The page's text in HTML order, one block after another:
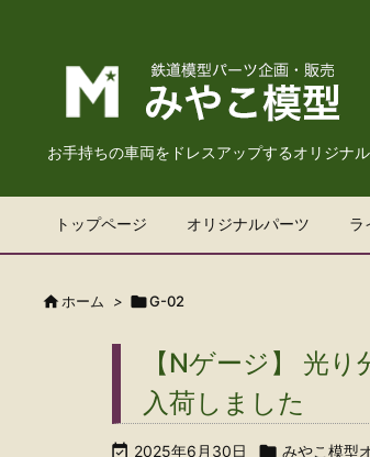
お手持ちの車両をドレスアップするオリジナ
トップページ オリジナルパーツ ラ
 ホーム > G-02
【Nゲージ】 光
入荷しました
 2025年6月30日  みやこ模型